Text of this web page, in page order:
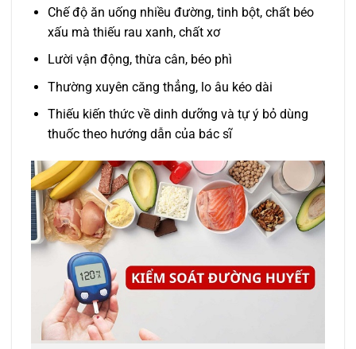
Chế độ ăn uống nhiều đường, tinh bột, chất béo
xấu mà thiếu rau xanh, chất xơ
Lười vận động, thừa cân, béo phì
Thường xuyên căng thẳng, lo âu kéo dài
Thiếu kiến thức về dinh dưỡng và tự ý bỏ dùng
thuốc theo hướng dẫn của bác sĩ